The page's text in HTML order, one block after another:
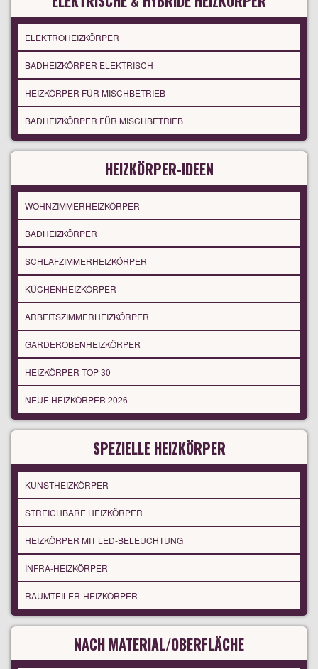
ELEKTROHEIZKÖRPER
BADHEIZKÖRPER ELEKTRISCH
HEIZKÖRPER FÜR MISCHBETRIEB
BADHEIZKÖRPER FÜR MISCHBETRIEB
HEIZKÖRPER-IDEEN
WOHNZIMMERHEIZKÖRPER
BADHEIZKÖRPER
SCHLAFZIMMERHEIZKÖRPER
KÜCHENHEIZKÖRPER
ARBEITSZIMMERHEIZKÖRPER
GARDEROBENHEIZKÖRPER
HEIZKÖRPER TOP 30
NEUE HEIZKÖRPER 2026
SPEZIELLE HEIZKÖRPER
KUNSTHEIZKÖRPER
STREICHBARE HEIZKÖRPER
HEIZKÖRPER MIT LED-BELEUCHTUNG
INFRA-HEIZKÖRPER
RAUMTEILER-HEIZKÖRPER
NACH MATERIAL/OBERFLÄCHE